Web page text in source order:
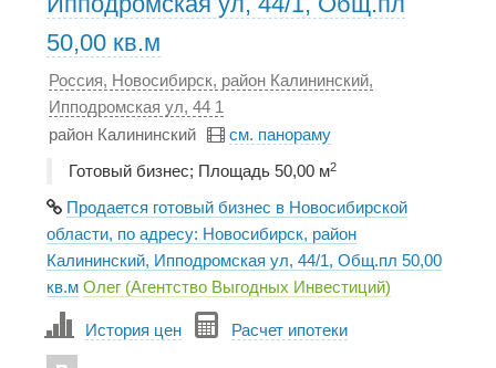
50,00 кв.м
Россия, Новосибирск, район Калининский,
Ипподромская ул, 44 1
район Калининский
см. панораму
Готовый бизнес; Площадь 50,00 м2
Продается готовый бизнес в Новосибирской
области, по адресу: Новосибирск, район
Калининский, Ипподромская ул, 44/1, Общ.пл 50,00
кв.м Олег (Агентство Выгодных Инвестиций)
История цен Расчет ипотеки